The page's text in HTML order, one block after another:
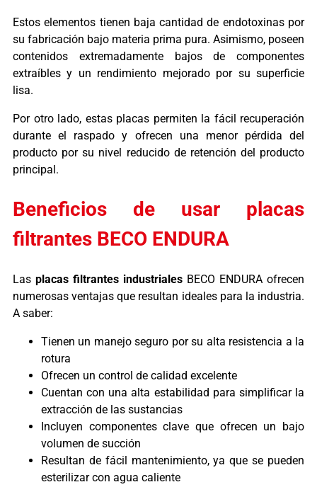
Estos elementos tienen baja cantidad de endotoxinas por
su fabricación bajo materia prima pura. Asimismo, poseen
contenidos extremadamente bajos de componentes
extraíbles y un rendimiento mejorado por su superficie
lisa.
Por otro lado, estas placas permiten la fácil recuperación
durante el raspado y ofrecen una menor pérdida del
producto por su nivel reducido de retención del producto
principal.
Beneficios de usar placas
filtrantes BECO ENDURA
Las placas filtrantes industriales BECO ENDURA ofrecen
numerosas ventajas que resultan ideales para la industria.
A saber:
Tienen un manejo seguro por su alta resistencia a la
rotura
Ofrecen un control de calidad excelente
Cuentan con una alta estabilidad para simplificar la
extracción de las sustancias
Incluyen componentes clave que ofrecen un bajo
volumen de succión
Resultan de fácil mantenimiento, ya que se pueden
esterilizar con agua caliente